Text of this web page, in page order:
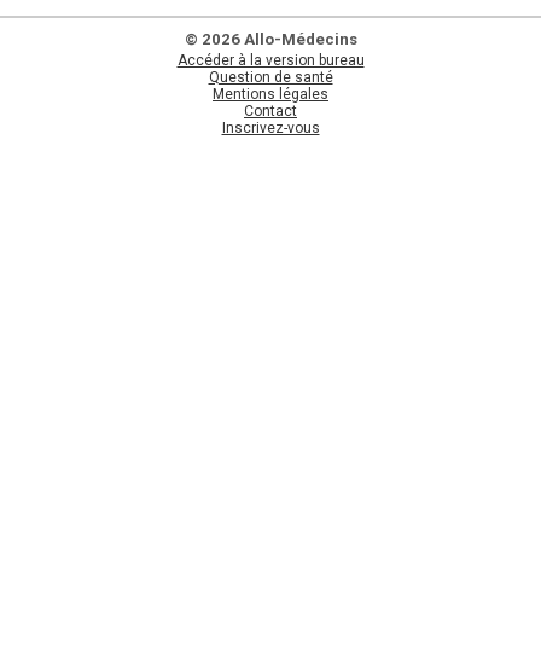
© 2026 Allo-Médecins
Accéder à la version bureau
Question de santé
Mentions légales
Contact
Inscrivez-vous